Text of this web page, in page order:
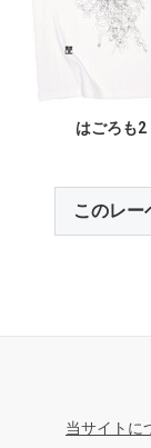
はごろも2
このレー
当サイトに